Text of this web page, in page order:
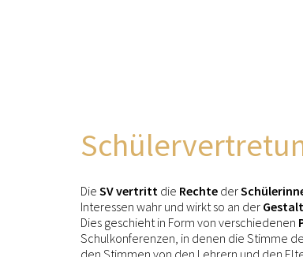
Die SV vertritt die Rechte der
Interessen wahr und wirkt so an der
Dies geschieht in Form von verschiedenen
Schulkonferenzen, in denen die Stimme